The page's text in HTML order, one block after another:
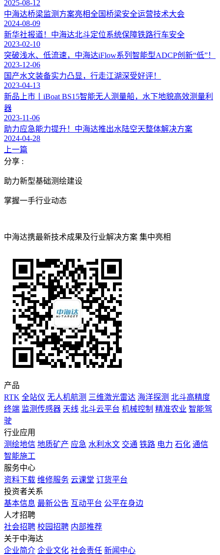
2025-08-12
中海达桥梁监测方案亮相全国桥梁安全运营技术大会
2024-08-09
新华社报道！中海达北斗定位系统保障铁路行车安全
2023-02-10
突破浅水、低流速，中海达iFlow系列智能型ADCP创新“低”！
2023-12-06
国产水文装备实力凸显，行走江湖深受好评！
2023-04-13
新品上市丨iBoat BS15智能无人测量船，水下地貌高效测量利
器
2023-11-06
助力应急能力提升！中海达推出水陆空天整体解决方案
2024-04-28
上一篇
分享 :
助力新型基础测绘建设
掌握一手行业动态
中海达携最新技术成果及行业解决方案 集中亮相
产品
RTK 全站仪 无人机航测 三维激光雷达 海洋探测 北斗高精度
终端 监测传感器 天线 北斗云平台 机械控制 精准农业 智能驾
驶
行业应用
测绘地信 地质矿产 应急 水利水文 交通 铁路 电力 石化 通信
智能施工
服务中心
资料下载 维修服务 云课堂 订货平台
投资者关系
基本信息 最新公告 互动平台 公平在身边
人才招聘
社会招聘 校园招聘 内部推荐
关于中海达
企业简介 企业文化 社会责任 新闻中心